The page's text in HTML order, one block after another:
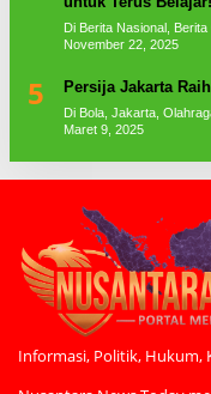
Di Berita Nasional,
November 22, 2025
5 Persija Jakarta
Di Bola, Jakarta,
Maret 9, 2025
Informasi, Politik, Hukum,